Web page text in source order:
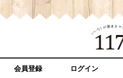
会員登録 ログイン